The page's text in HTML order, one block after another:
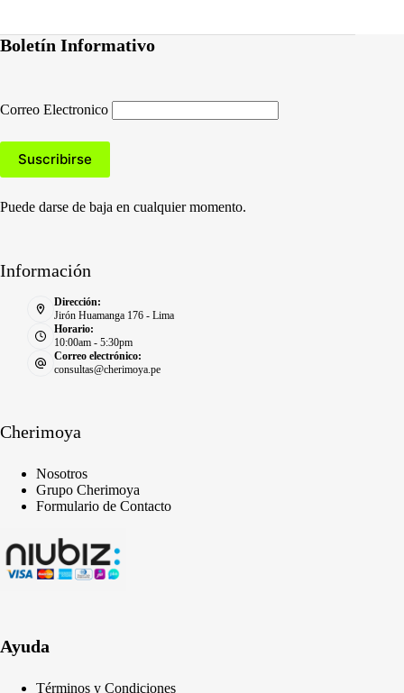
Boletín Informativo
Correo Electronico
Puede darse de baja en cualquier momento.
Información
Dirección:
Jirón Huamanga 176 - Lima
Horario:
10:00am - 5:30pm
Correo electrónico:
consultas@cherimoya.pe
Cherimoya
Nosotros
Grupo Cherimoya
Formulario de Contacto
Ayuda
Términos y Condiciones